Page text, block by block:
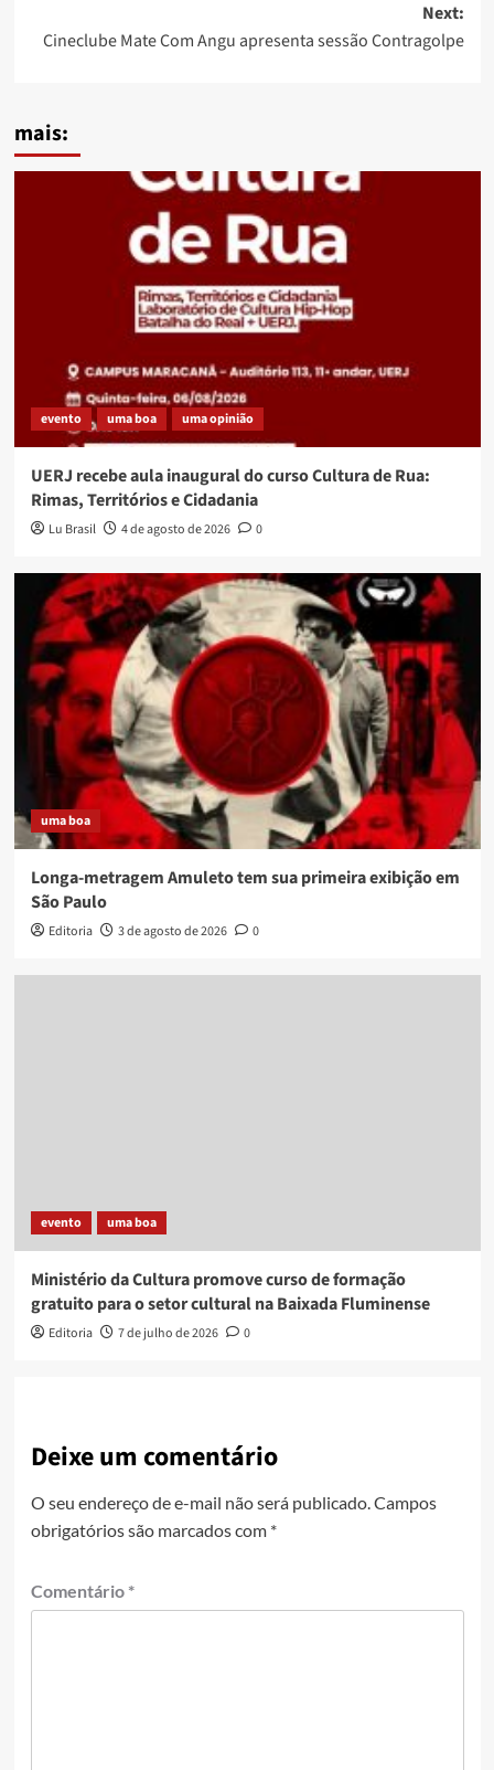
Next:
Cineclube Mate Com Angu apresenta sessão Contragolpe
mais:
evento uma boa uma opinião
UERJ recebe aula inaugural do curso Cultura de Rua:
Rimas, Territórios e Cidadania
Lu Brasil 4 de agosto de 2026 0
uma boa
Longa-metragem Amuleto tem sua primeira exibição em
São Paulo
Editoria 3 de agosto de 2026 0
evento uma boa
Ministério da Cultura promove curso de formação
gratuito para o setor cultural na Baixada Fluminense
Editoria 7 de julho de 2026 0
Deixe um comentário
O seu endereço de e-mail não será publicado.Campos
obrigatórios são marcados com *
Comentário *